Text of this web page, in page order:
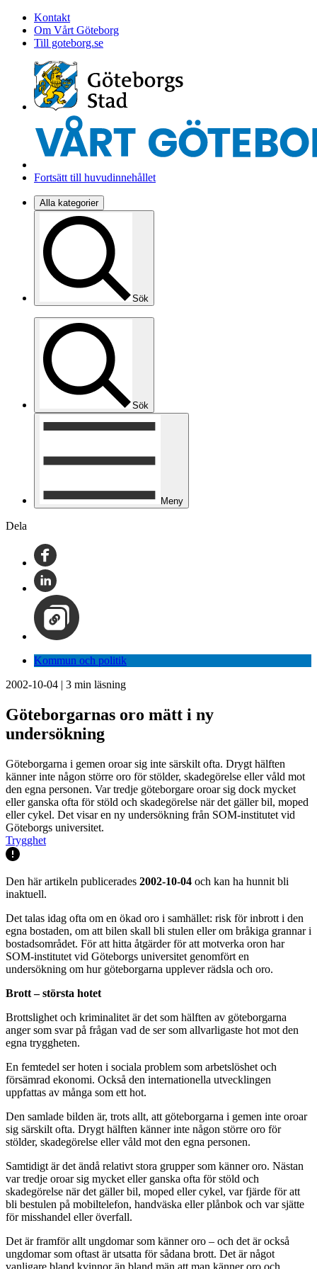
Kontakt
Om Vårt Göteborg
Till goteborg.se
Fortsätt till huvudinnehållet
Alla kategorier
Sök
Sök
Meny
Dela
Kommun och politik
2002-10-04 | 3 min läsning
Göteborgarnas oro mätt i ny
undersökning
Göteborgarna i gemen oroar sig inte särskilt ofta. Drygt hälften
känner inte någon större oro för stölder, skadegörelse eller våld mot
den egna personen. Var tredje göteborgare oroar sig dock mycket
eller ganska ofta för stöld och skadegörelse när det gäller bil, moped
eller cykel. Det visar en ny undersökning från SOM-institutet vid
Göteborgs universitet.
Trygghet
Den här artikeln publicerades 2002-10-04 och kan ha hunnit bli
inaktuell.
Det talas idag ofta om en ökad oro i samhället: risk för inbrott i den
egna bostaden, om att bilen skall bli stulen eller om bråkiga grannar i
bostadsområdet. För att hitta åtgärder för att motverka oron har
SOM-institutet vid Göteborgs universitet genomfört en
undersökning om hur göteborgarna upplever rädsla och oro.
Brott – största hotet
Brottslighet och kriminalitet är det som hälften av göteborgarna
anger som svar på frågan vad de ser som allvarligaste hot mot den
egna tryggheten.
En femtedel ser hoten i sociala problem som arbetslöshet och
försämrad ekonomi. Också den internationella utvecklingen
uppfattas av många som ett hot.
Den samlade bilden är, trots allt, att göteborgarna i gemen inte oroar
sig särskilt ofta. Drygt hälften känner inte någon större oro för
stölder, skadegörelse eller våld mot den egna personen.
Samtidigt är det ändå relativt stora grupper som känner oro. Nästan
var tredje oroar sig mycket eller ganska ofta för stöld och
skadegörelse när det gäller bil, moped eller cykel, var fjärde för att
bli bestulen på mobiltelefon, handväska eller plånbok och var sjätte
för misshandel eller överfall.
Det är framför allt ungdomar som känner oro – och det är också
ungdomar som oftast är utsatta för sådana brott. Det är något
vanligare bland kvinnor än bland män att man känner oro och